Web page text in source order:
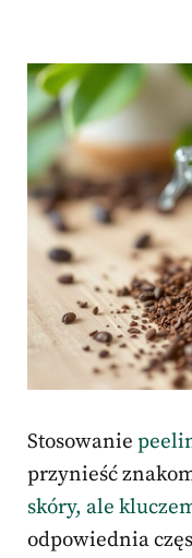
Stosowanie
przynieść
skóry, ale
odpowiednia